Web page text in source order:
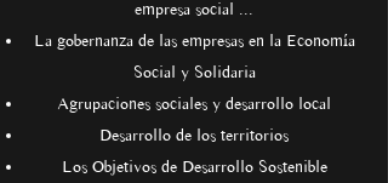
empresa social ...
La gobernanza de las empresas en la Economía
Social y Solidaria
Agrupaciones sociales y desarrollo local
Desarrollo de los territorios
Los Objetivos de Desarrollo Sostenible